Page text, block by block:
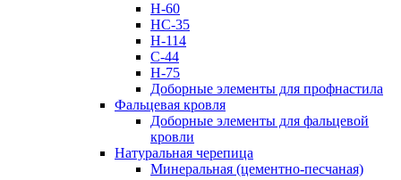
Н-60
НС-35
Н-114
С-44
Н-75
Доборные элементы для профнастила
Фальцевая кровля
Доборные элементы для фальцевой
кровли
Натуральная черепица
Минеральная (цементно-песчаная)